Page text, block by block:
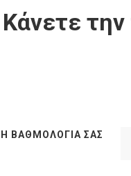
Κάνετε
Η ΒΑΘΜΟΛΟΓΊΑ ΣΑΣ